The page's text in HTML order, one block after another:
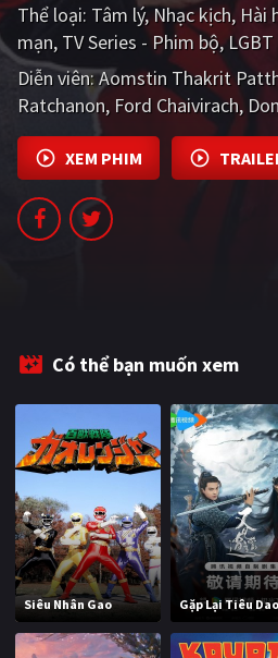
Tổng hợp
CẬP NHẬT
PHIM MỚI
PHIM BỘ
PHIM LẺ
BLOG
Thể loại: Tâm lý Nhạc kịch Hài
mạn TV Series - Phim bộ LGBT
Diễn viên:Aomstin Thakrit
Ratchanon Ford Chaivirach
XEM PHIM
Có thể bạn muốn xem
Siêu Nhân Gao Gặp Lại Tiêu